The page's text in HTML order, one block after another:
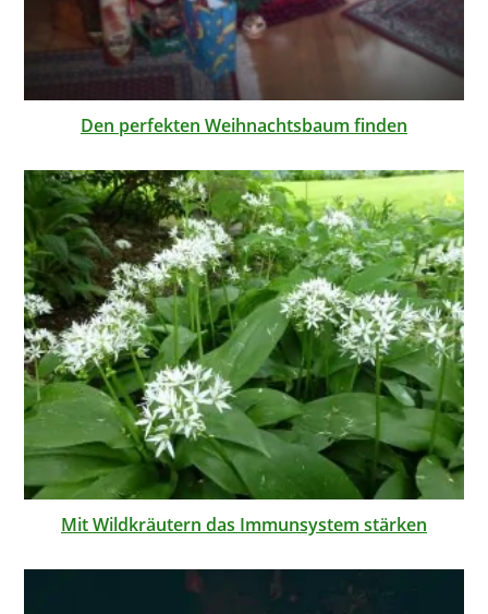
Den perfekten Weihnachtsbaum finden
Mit Wildkräutern das Immunsystem stärken